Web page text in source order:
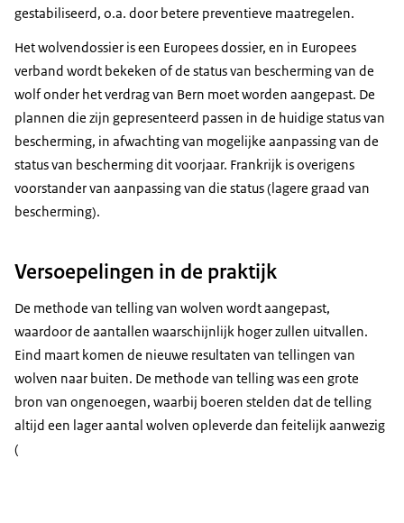
gestabiliseerd, o.a. door betere preventieve maatregelen.
Het wolvendossier is een Europees dossier, en in Europees
verband wordt bekeken of de status van bescherming van de
wolf onder het verdrag van Bern moet worden aangepast. De
plannen die zijn gepresenteerd passen in de huidige status van
bescherming, in afwachting van mogelijke aanpassing van de
status van bescherming dit voorjaar. Frankrijk is overigens
voorstander van aanpassing van die status (lagere graad van
bescherming).
Versoepelingen in de praktijk
De methode van telling van wolven wordt aangepast,
waardoor de aantallen waarschijnlijk hoger zullen uitvallen.
Eind maart komen de nieuwe resultaten van tellingen van
wolven naar buiten. De methode van telling was een grote
bron van ongenoegen, waarbij boeren stelden dat de telling
altijd een lager aantal wolven opleverde dan feitelijk aanwezig
(